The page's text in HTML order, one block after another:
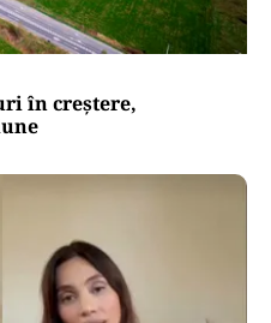
în creștere,